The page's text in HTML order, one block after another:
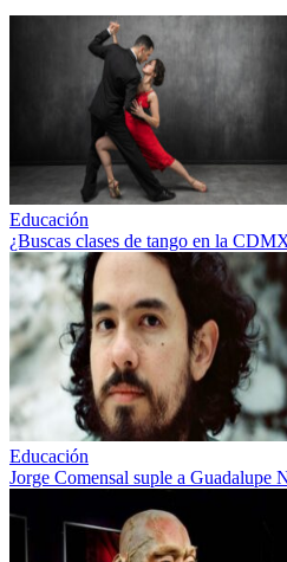
Educación
¿Buscas clases de tango en la
Educación
Jorge Comensal suple a Guadalupe